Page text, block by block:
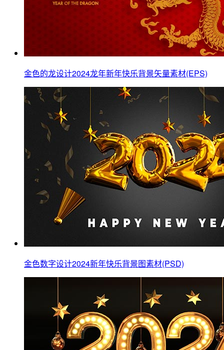
金色的龙设计2024龙年新年快乐背景矢量素材(EPS)
金色数字设计2024新年快乐背景图素材(PSD)